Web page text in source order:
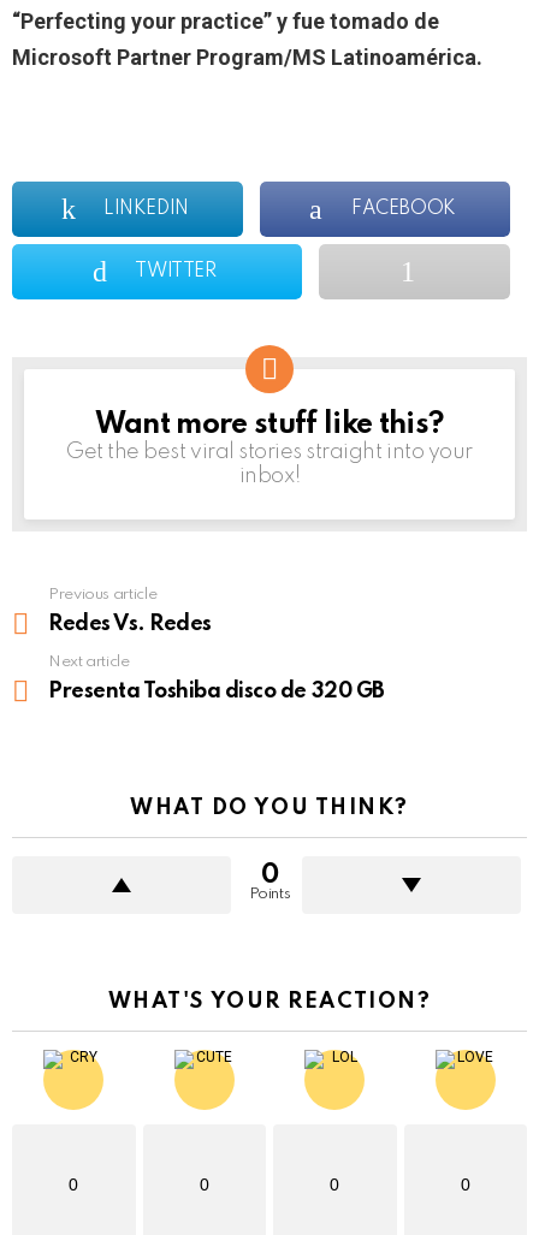
“Perfecting your practice” y fue tomado de
Microsoft Partner Program/MS Latinoamérica.
LINKEDIN FACEBOOK
TWITTER
NEWSLETTER
Want more stuff like this?
Get the best viral stories straight into your
inbox!
more
Previous article
Redes Vs. Redes
Next article
Presenta Toshiba disco de 320 GB
WHAT DO YOU THINK?
0
Points
WHAT'S YOUR REACTION?
0 0 0 0